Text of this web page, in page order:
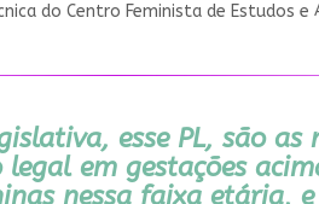
do Centro Feminista de Estudos
esse PL, são
em gestações
nessa faixa etária,